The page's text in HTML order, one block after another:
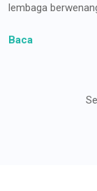
lembaga
Baca